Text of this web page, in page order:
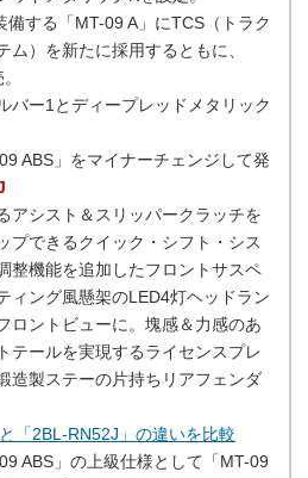
備する「MT-09 A」にTCS（トラク
ム）を新たに採用するともに、
バー1とディープレッドメタリック
ABS」をマイナーチェンジして発
アシスト＆スリッパークラッチを
プできるクイック・シフト・シス
整機能を追加したフロントサスペ
ィング風懸架のLED4灯ヘッドラン
ロントビューに。塊感＆力感のあ
テールを実現するライセンスプレ
造製ステーの片持ちリアフェンダ
「2BL-RN52J」の違いを比較
ABS」の上級仕様として「MT-09